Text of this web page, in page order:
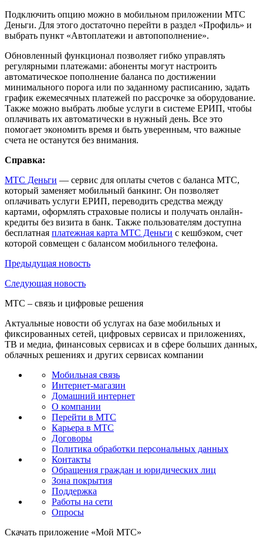
Подключить опцию можно в мобильном приложении МТС
Деньги. Для этого достаточно перейти в раздел «Профиль» и
выбрать пункт «Автоплатежи и автопополнение».
Обновленный функционал позволяет гибко управлять
регулярными платежами: абоненты могут настроить
автоматическое пополнение баланса по достижении
минимального порога или по заданному расписанию, задать
график ежемесячных платежей по рассрочке за оборудование.
Также можно выбрать любые услуги в системе ЕРИП, чтобы
оплачивать их автоматически в нужный день. Все это
помогает экономить время и быть уверенным, что важные
счета не останутся без внимания.
Справка:
МТС Деньги — сервис для оплаты счетов с баланса МТС,
который заменяет мобильный банкинг. Он позволяет
оплачивать услуги ЕРИП, переводить средства между
картами, оформлять страховые полисы и получать онлайн-
кредиты без визита в банк. Также пользователям доступна
бесплатная платежная карта МТС Деньги с кешбэком, счет
которой совмещен с балансом мобильного телефона.
Предыдущая новость
Следующая новость
МТС – связь и цифровые решения
Актуальные новости об услугах на базе мобильных и
фиксированных сетей, цифровых сервисах и приложениях,
ТВ и медиа, финансовых сервисах и в сфере больших данных,
облачных решениях и других сервисах компании
Мобильная связь
Интернет-магазин
Домашний интернет
О компании
Перейти в МТС
Карьера в МТС
Договоры
Политика обработки персональных данных
Контакты
Обращения граждан и юридических лиц
Зона покрытия
Поддержка
Работы на сети
Опросы
Скачать приложение «Мой МТС»